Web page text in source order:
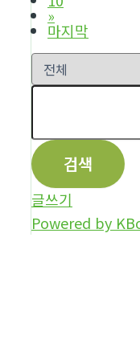
»
마지막
검색
글쓰기
Powered by